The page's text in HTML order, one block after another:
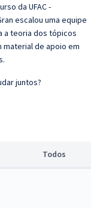
da UFAC -
escalou uma equipe
a teoria dos tópicos
de apoio em
juntos?
Todos